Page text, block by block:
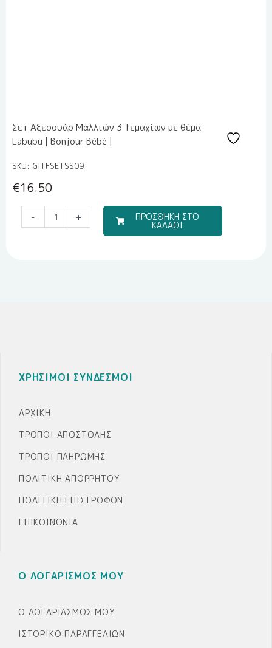
Σετ Αξεσουάρ Μαλλιών 3 Τεμαχίων με θέμα
Labubu | Bonjour Bébé |
SKU: GITFSETSS09
€16.50
-
Boy
+ ΠΡΟΣΘΗΚΗ ΣΤΟ
ΚΑΛΑΘΙ
ΧΡΗΣΙΜΟΙ ΣΥΝΔΕΣΜΟΙ
ΑΡΧΙΚΉ
ΤΡΌΠΟΙ ΑΠΟΣΤΟΛΉΣ
ΤΡΌΠΟΙ ΠΛΗΡΩΜΉΣ
ΠΟΛΙΤΙΚΉ ΑΠΟΡΡΉΤΟΥ
ΠΟΛΙΤΙΚΉ ΕΠΙΣΤΡΟΦΏΝ
ΕΠΙΚΟΙΝΩΝΊΑ
Ο ΛΟΓΑΡΙΣΜΟΣ ΜΟΥ
Ο ΛΟΓΑΡΙΑΣΜΌΣ ΜΟΥ
ΙΣΤΟΡΙΚΌ ΠΑΡΑΓΓΕΛΙΏΝ